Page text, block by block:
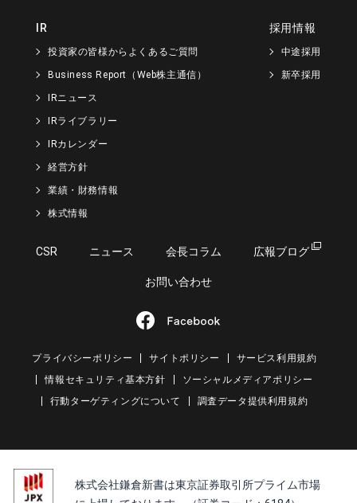
IR
投資家の皆様からよくあるご質問
Business Report（Web株主通信）
IRニュース
IRライブラリー
IRカレンダー
経営方針
業績・財務情報
株式情報
採用情報
中途採用
新卒採用
CSR ニュース 会長コラム 広報ブログ
お問い合わせ
プライバシーポリシー サイトポリシー
サービス利用規約
情報セキュリティ基本方針
ソーシャルメディアポリシー
行動ターゲティングについて
調査データ提供利用規約
株式会社鎌倉新書は東京証券取引所プライム市場